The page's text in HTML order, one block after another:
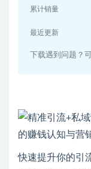
累计销量
最近更新
下载遇到问题？
快速提升你的引